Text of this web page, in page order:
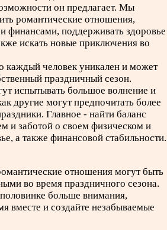
он предлагает. Мы
романтические отношения,
финансами, поддерживать здоровье
искать новые приключения во
каждый человек уникален и может
праздничный сезон.
испытывать большое волнение и
другие могут предпочитать более
Главное - найти баланс
и заботой о своем физическом и
а также финансовой стабильности.
отношения могут быть
во время праздничного сезона.
больше внимания,
вместе и создайте незабываемые